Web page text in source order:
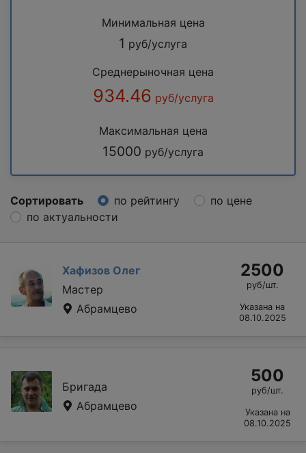
Минимальная цена
1 руб/услуга
Среднерыночная цена
934.46 руб/услуга
Максимальная цена
15000 руб/услуга
Сортировать по рейтингу
по цене
по актуальности
Хафизов Олег
Мастер
Абрамцево
2500
руб/шт.
Указана на
08.10.2025
Бригада
Абрамцево
500
руб/шт.
Указана на
08.10.2025